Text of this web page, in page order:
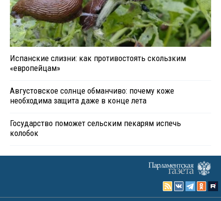
Испанские слизни: как противостоять скользким
«европейцам»
Августовское солнце обманчиво: почему коже
необходима защита даже в конце лета
Государство поможет сельским пекарям испечь
колобок